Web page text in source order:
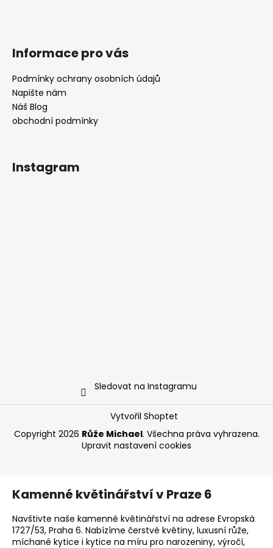
Informace pro vás
Podmínky ochrany osobních údajů
Napište nám
Náš Blog
obchodní podmínky
Instagram
Sledovat na Instagramu
Vytvořil Shoptet
Copyright 2026 Růže Michael. Všechna práva vyhrazena.
Upravit nastavení cookies
Kamenné květinářství v Praze 6
Navštivte naše kamenné květinářství na adrese Evropská
1727/53, Praha 6. Nabízíme čerstvé květiny, luxusní růže,
míchané kytice i kytice na míru pro narozeniny, výročí,